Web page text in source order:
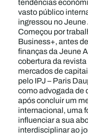
vasto público
ingressou no
Começou por
Business+, antes
finanças da Jeune
cobertura da
mercados de
pelo IPJ – Paris
como advogada de
após concluir um
internacional, uma
influenciar a sua
interdisciplinar ao